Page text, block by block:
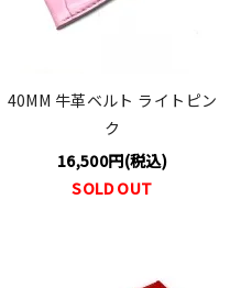
40MM 牛革ベルト ライトピン
ク
16,500円(税込)
SOLD OUT